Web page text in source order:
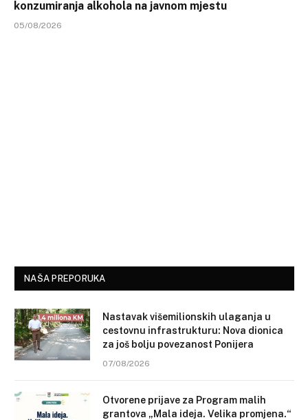
konzumiranja alkohola na javnom mjestu
05/08/2026
NAŠA PREPORUKA
Nastavak višemilionskih ulaganja u
cestovnu infrastrukturu: Nova dionica
za još bolju povezanost Ponijera
07/08/2026
Otvorene prijave za Program malih
grantova „Mala ideja. Velika promjena.“